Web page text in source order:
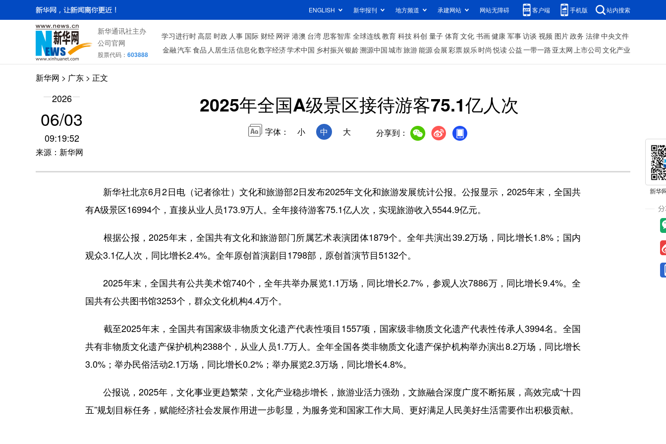
ENGLISH 新华报刊 地方频道 承建网站 网站无障碍 客户端 手机版 站内搜索
新华通讯社主办
公司官网
股票代码： 603888
学习进行时高层 时政 人事 国际 财经 网评 港澳 台湾 思客智库 全球连线教育 科技科创 量子 体育文化 书画健康 军事访谈 视频 图片政务 法律中央文件
金融汽车食品 人居生活信息化数字经济学术中国 乡村振兴银龄溯源中国城市旅游能源会展彩票娱乐时尚 悦读公益一带一路 亚太网上市公司 文化产业
新华网 > 广东 > 正文
2026
06/03
09:19:52
来源：新华网
2025年全国A级景区接待游客75.1亿人次
字体： 小 中 大 分享到：
新华社北京6月2日电（记者徐壮）文化和旅游部2日发布2025年文化和旅游发展统计公报。公报显示，2025年末，全国共
有A级景区16994个，直接从业人员173.9万人。全年接待游客75.1亿人次，实现旅游收入5544.9亿元。
根据公报，2025年末，全国共有文化和旅游部门所属艺术表演团体1879个。全年共演出39.2万场，同比增长1.8%；国内
观众3.1亿人次，同比增长2.4%。全年原创首演剧目1798部，原创首演节目5132个。
2025年末，全国共有公共美术馆740个，全年共举办展览1.1万场，同比增长2.7%，参观人次7886万，同比增长9.4%。全
国共有公共图书馆3253个，群众文化机构4.4万个。
截至2025年末，全国共有国家级非物质文化遗产代表性项目1557项，国家级非物质文化遗产代表性传承人3994名。全国
共有非物质文化遗产保护机构2388个，从业人员1.7万人。全年全国各类非物质文化遗产保护机构举办演出8.2万场，同比增长
3.0%；举办民俗活动2.1万场，同比增长0.2%；举办展览2.3万场，同比增长4.8%。
公报说，2025年，文化事业更趋繁荣，文化产业稳步增长，旅游业活力强劲，文旅融合深度广度不断拓展，高效完成“十四
五”规划目标任务，赋能经济社会发展作用进一步彰显，为服务党和国家工作大局、更好满足人民美好生活需要作出积极贡献。